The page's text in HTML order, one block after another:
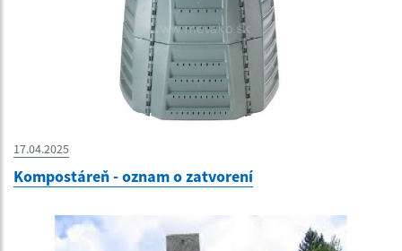
17.04.2025
Kompostáreň - oznam o zatvorení